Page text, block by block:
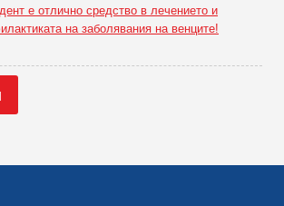
е отлично средство в лечението и
на заболявания на венците!